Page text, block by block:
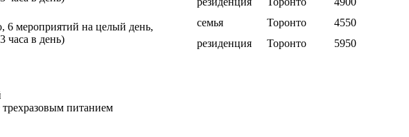
6 мероприятий на целый день,
часа в день)
семья Торонто
4550
резиденция
Торонто 5950
питанием